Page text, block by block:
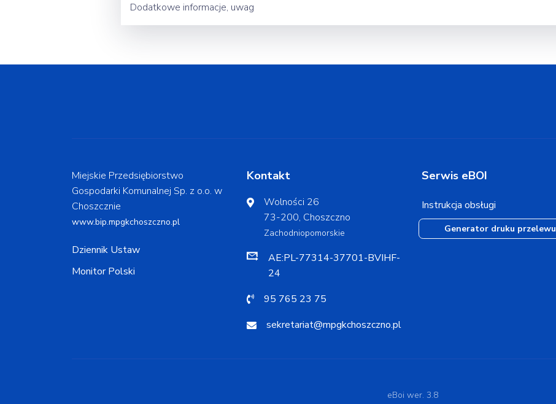
Dodatkowe informacje, uwag
Miejskie Przedsiębiorstwo
Gospodarki Komunalnej Sp. z o.o. w
Choszcznie
www.bip.mpgkchoszczno.pl
Dziennik Ustaw
Monitor Polski
Kontakt
Wolności 26
73-200, Choszczno
Zachodniopomorskie
AE:PL-77314-37701-BVIHF-
24
95 765 23 75
sekretariat@mpgkchoszczno.pl
Serwis eBOI
Instrukcja obsługi
Generator druku przelewu
eBoi wer. 3.8